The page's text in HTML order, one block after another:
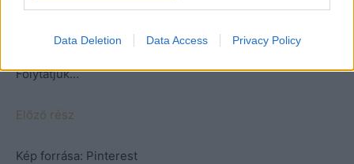
Data Deletion Data Access Privacy Policy
még csodák és én ezektől a csodáktól újra meg újra
Folytatjuk…
Előző rész
Kép forrása: Pinterest